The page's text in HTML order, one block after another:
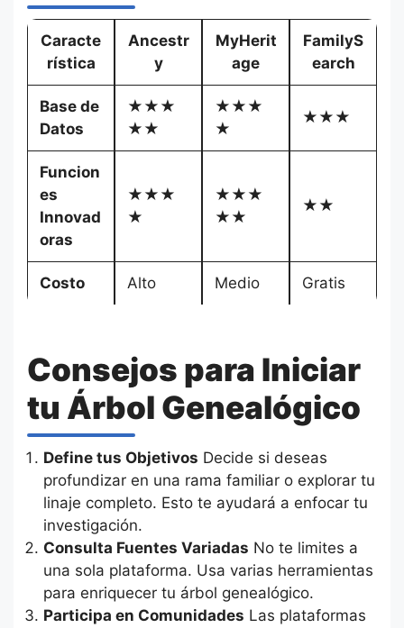
Caracte
rística
Ancestr
y
MyHerit
age
FamilyS
earch
Base de
Datos
★★★
★★
★★★
★
★★★
Funcion
es
Innovad
oras
★★★
★
★★★
★★
★★
Costo Alto Medio Gratis
Consejos para Iniciar
tu Árbol Genealógico
Define tus Objetivos Decide si deseas
profundizar en una rama familiar o explorar tu
linaje completo. Esto te ayudará a enfocar tu
investigación.
Consulta Fuentes Variadas No te limites a
una sola plataforma. Usa varias herramientas
para enriquecer tu árbol genealógico.
Participa en Comunidades Las plataformas